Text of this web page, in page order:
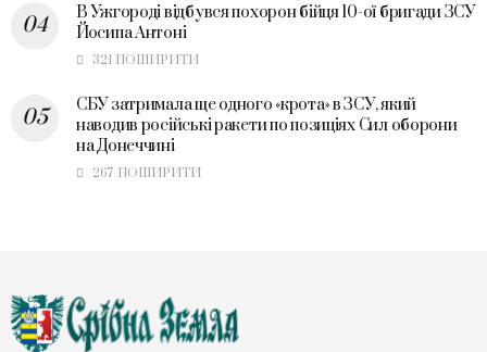
В Ужгороді відбувся похорон бійця 10-ої бригади ЗСУ
Йосипа Антоні
321 ПОШИРИТИ
СБУ затримала ще одного «крота» в ЗСУ, який
наводив російські ракети по позиціях Сил оборони
на Донеччині
267 ПОШИРИТИ